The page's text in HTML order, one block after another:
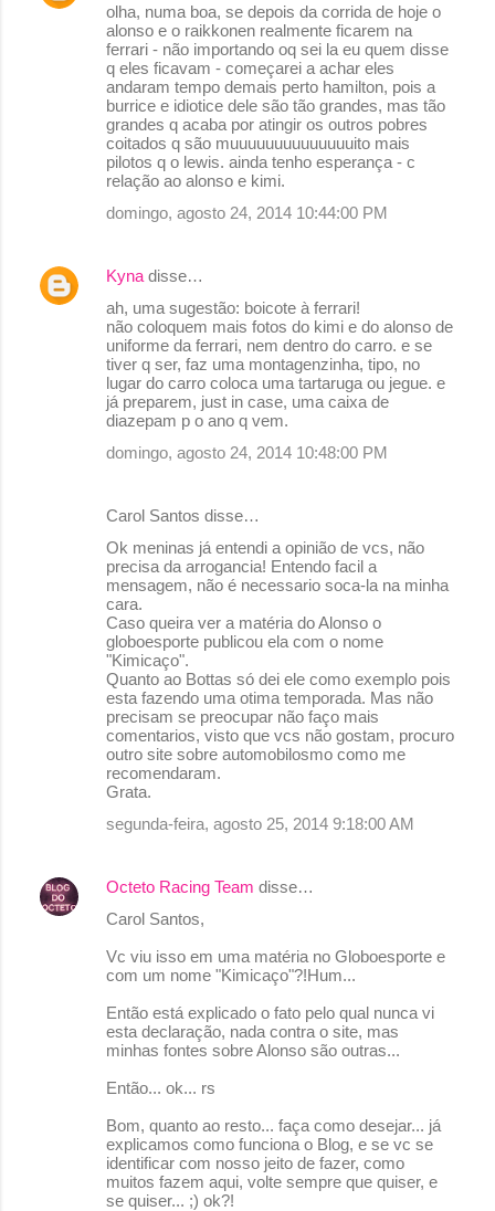
olha, numa boa, se depois da corrida de hoje o
alonso e o raikkonen realmente ficarem na
ferrari - não importando oq sei la eu quem disse
q eles ficavam - começarei a achar eles
andaram tempo demais perto hamilton, pois a
burrice e idiotice dele são tão grandes, mas tão
grandes q acaba por atingir os outros pobres
coitados q são muuuuuuuuuuuuuuito mais
pilotos q o lewis. ainda tenho esperança - c
relação ao alonso e kimi.
domingo, agosto 24, 2014 10:44:00 PM
Kyna disse…
ah, uma sugestão: boicote à ferrari!
não coloquem mais fotos do kimi e do alonso de
uniforme da ferrari, nem dentro do carro. e se
tiver q ser, faz uma montagenzinha, tipo, no
lugar do carro coloca uma tartaruga ou jegue. e
já preparem, just in case, uma caixa de
diazepam p o ano q vem.
domingo, agosto 24, 2014 10:48:00 PM
Carol Santos disse…
Ok meninas já entendi a opinião de vcs, não
precisa da arrogancia! Entendo facil a
mensagem, não é necessario soca-la na minha
cara.
Caso queira ver a matéria do Alonso o
globoesporte publicou ela com o nome
"Kimicaço".
Quanto ao Bottas só dei ele como exemplo pois
esta fazendo uma otima temporada. Mas não
precisam se preocupar não faço mais
comentarios, visto que vcs não gostam, procuro
outro site sobre automobilosmo como me
recomendaram.
Grata.
segunda-feira, agosto 25, 2014 9:18:00 AM
Octeto Racing Team disse…
Carol Santos,
Vc viu isso em uma matéria no Globoesporte e
com um nome "Kimicaço"?!Hum...
Então está explicado o fato pelo qual nunca vi
esta declaração, nada contra o site, mas
minhas fontes sobre Alonso são outras...
Então... ok... rs
Bom, quanto ao resto... faça como desejar... já
explicamos como funciona o Blog, e se vc se
identificar com nosso jeito de fazer, como
muitos fazem aqui, volte sempre que quiser, e
se quiser... ;) ok?!